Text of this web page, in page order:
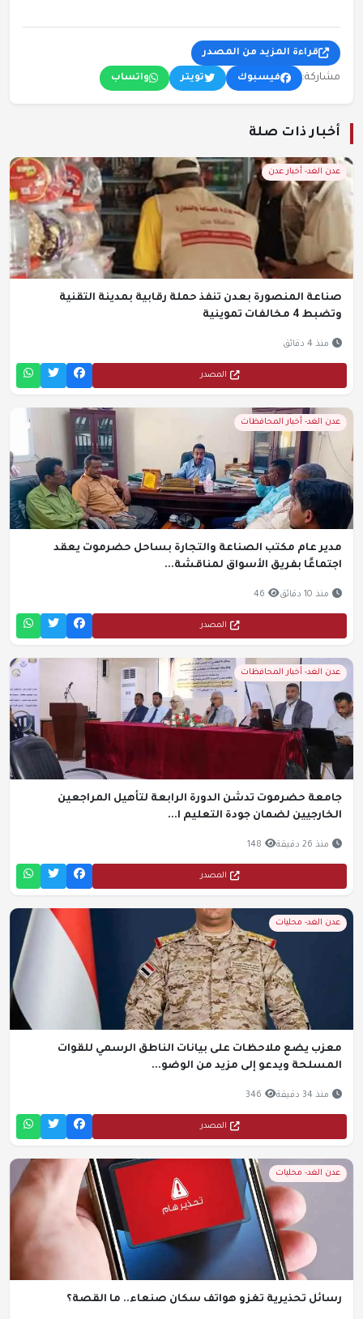
قراءة المزيد من المصدر
مشاركة: فيسبوك تويتر واتساب
أخبار ذات صلة
عدن الغد- أخبار عدن
صناعة المنصورة بعدن تنفذ حملة رقابية بمدينة التقنية
وتضبط 4 مخالفات تموينية
منذ 4 دقائق
المصدر
عدن الغد- أخبار المحافظات
مدير عام مكتب الصناعة والتجارة بساحل حضرموت يعقد
اجتماعًا بفريق الأسواق لمناقشة...
منذ 10 دقائق 46
المصدر
عدن الغد- أخبار المحافظات
جامعة حضرموت تدشن الدورة الرابعة لتأهيل المراجعين
الخارجيين لضمان جودة التعليم ا...
منذ 26 دقيقة 148
المصدر
عدن الغد- محليات
معزب يضع ملاحظات على بيانات الناطق الرسمي للقوات
المسلحة ويدعو إلى مزيد من الوضو...
منذ 34 دقيقة 346
المصدر
عدن الغد- محليات
رسائل تحذيرية تغزو هواتف سكان صنعاء.. ما القصة؟